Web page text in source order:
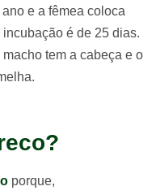
e a fêmea coloca
é de 25 dias.
tem a cabeça e o
porque,